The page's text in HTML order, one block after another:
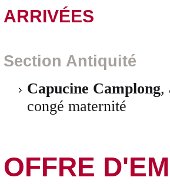
ARRIVÉES
Section Antiquité
Capucine Camplong,
congé maternité
OFFRE